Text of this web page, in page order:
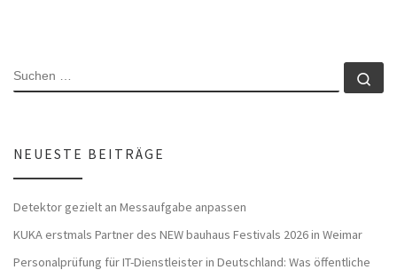
SUCHE
NEUESTE BEITRÄGE
Detektor gezielt an Messaufgabe anpassen
KUKA erstmals Partner des NEW bauhaus Festivals 2026 in Weimar
Personalprüfung für IT-Dienstleister in Deutschland: Was öffentliche